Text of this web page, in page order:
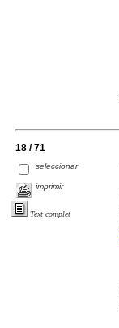
18 / 71
seleccionar
imprimir
Text complet